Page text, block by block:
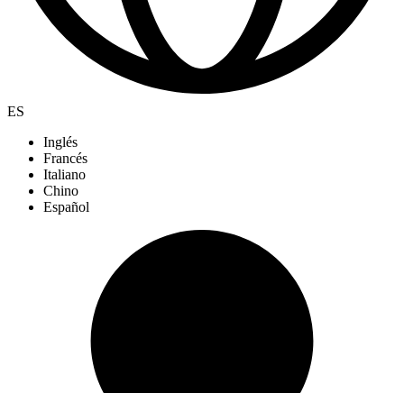
ES
Inglés
Francés
Italiano
Chino
Español